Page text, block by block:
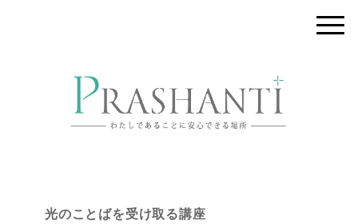
光のことばを受け取る講座